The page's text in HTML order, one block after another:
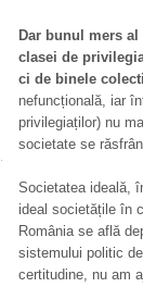
Dar bunul mers
clasei de
ci de binele
nefuncțională, iar
privilegiaților) nu
societate se
Societatea ideală,
ideal societățile în
România se află
sistemului politic
certitudine, nu am